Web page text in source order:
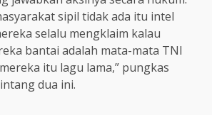
sipil tidak ada itu intel
selalu mengklaim kalau
bantai adalah mata-mata TNI
itu lagu lama,” pungkas
dua ini.